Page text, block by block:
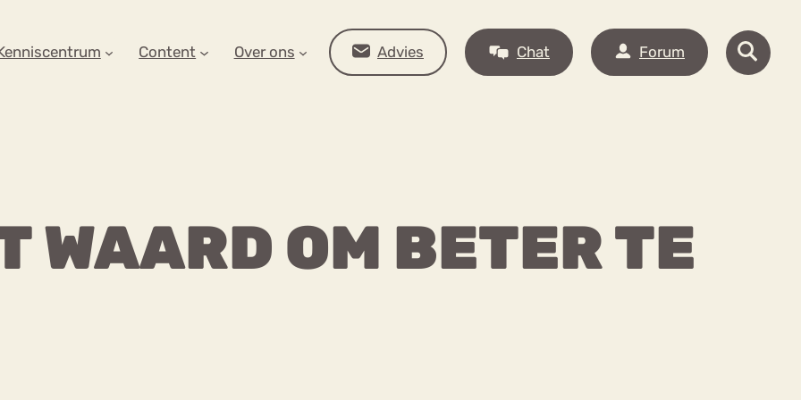
Content Over ons Advies Chat Forum
WAARD OM BETER TE
OP ZOEK?